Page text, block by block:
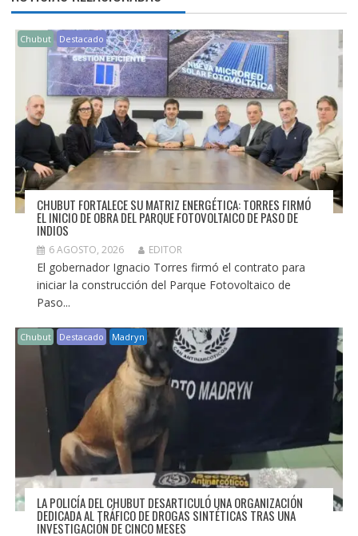
Chubut Destacado
CHUBUT FORTALECE SU MATRIZ ENERGÉTICA: TORRES FIRMÓ
EL INICIO DE OBRA DEL PARQUE FOTOVOLTAICO DE PASO DE
INDIOS
6 AGOSTO, 2026 EDITOR
El gobernador Ignacio Torres firmó el contrato para
iniciar la construcción del Parque Fotovoltaico de
Paso...
Chubut Destacado Madryn
LA POLICÍA DEL CHUBUT DESARTICULÓ UNA ORGANIZACIÓN
DEDICADA AL TRÁFICO DE DROGAS SINTÉTICAS TRAS UNA
INVESTIGACIÓN DE CINCO MESES